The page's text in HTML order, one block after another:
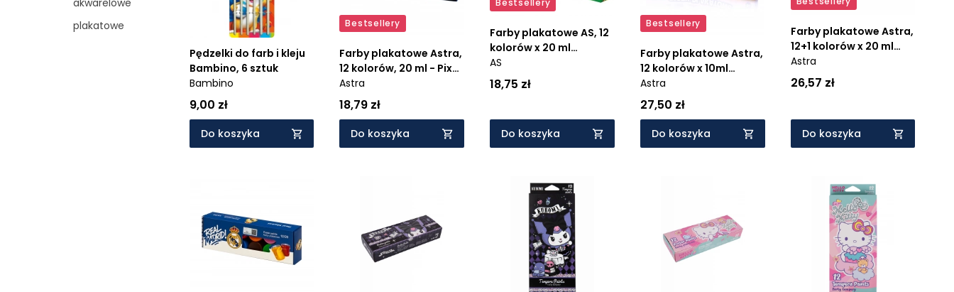
akwarelowe
plakatowe
Od najnowszych
Od najstarszych
Pędzelki do farb i kleju
Bambino, 6 sztuk
Bambino
9,00 zł
Do koszyka
Bestsellery
Farby plakatowe Astra,
12 kolorów, 20 ml - Pixel
One (301221006)
Astra
18,79 zł
Do koszyka
Farby plakatowe AS, 12
kolorów x 20 ml
(301219004)
AS
18,75 zł
Do koszyka
Bestsellery
Farby plakatowe Astra,
12 kolorów x 10ml
(83115902)
Astra
27,50 zł
Do koszyka
Farby plakatowe Astra,
12+1 kolorów x 20 ml
(301115005)
Astra
26,57 zł
Do koszyka